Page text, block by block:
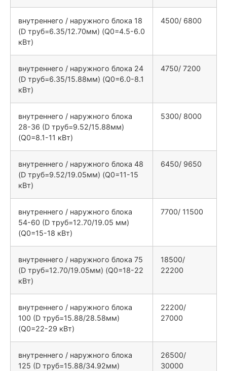
внутреннего / наружного блока 18
(D труб=6.35/12.70мм) (Q0=4.5-6.0
кВт)
4500/ 6800
внутреннего / наружного блока 24
(D труб=6.35/15.88мм) (Q0=6.0-8.1
кВт)
4750/ 7200
внутреннего / наружного блока
28-36 (D труб=9.52/15.88мм)
(Q0=8.1-11 кВт)
5300/ 8000
внутреннего / наружного блока 48
(D труб=9.52/19.05мм) (Q0=11-15
кВт)
6450/ 9650
внутреннего / наружного блока
54-60 (D труб=12.70/19.05 мм)
(Q0=15-18 кВт)
7700/ 11500
внутреннего / наружного блока 75
(D труб=12.70/19.05мм) (Q0=18-22
кВт)
18500/
22200
внутреннего / наружного блока
100 (D труб=15.88/28.58мм)
(Q0=22-29 кВт)
22200/
27000
внутреннего / наружного блока
125 (D труб=15.88/34.92мм)
26500/
30000